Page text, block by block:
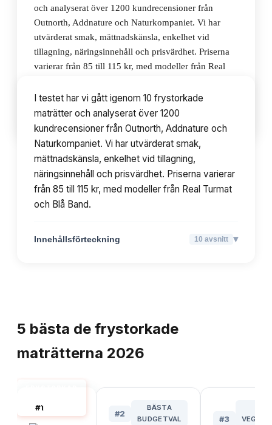
och analyserat över 1200 kundrecensioner från
Outnorth, Addnature och Naturkompaniet. Vi har
utvärderat smak, mättnadskänsla, enkelhet vid
tillagning, näringsinnehåll och prisvärdhet. Priserna
varierar från 85 till 115 kr, med modeller från Real
Innehållsförteckning
I testet har vi gått igenom 10 frystorkade
maträtter och analyserat över 1200
kundrecensioner från Outnorth, Addnature och
Naturkompaniet. Vi har utvärderat smak,
mättnadskänsla, enkelhet vid tillagning,
näringsinnehåll och prisvärdhet. Priserna varierar
från 85 till 115 kr, med modeller från Real Turmat
och Blå Band.
Innehållsförteckning 10 avsnitt ▾
5 bästa de frystorkade
maträtterna 2026
TEST
#1
#2
BÄSTA
BUDGETVAL
#3